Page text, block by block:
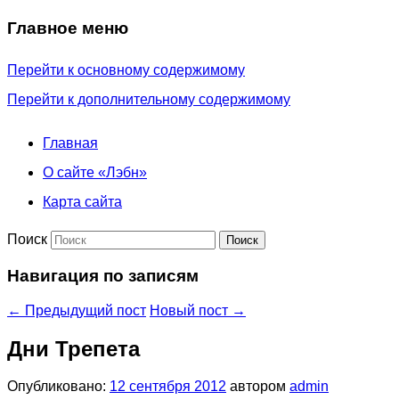
Главное меню
Перейти к основному содержимому
Перейти к дополнительному содержимому
Главная
О сайте «Лэбн»
Карта сайта
Поиск
Навигация по записям
← Предыдущий пост Новый пост →
Дни Трепета
Опубликовано: 12 сентября 2012 автором admin